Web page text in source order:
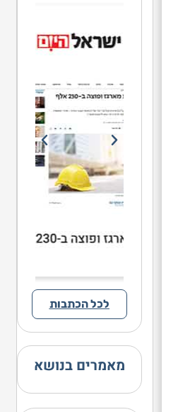
לכל הכתבות
מאמרים בנושא